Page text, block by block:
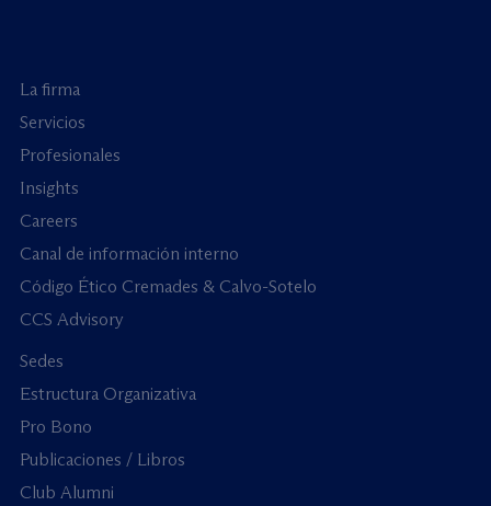
La firma
Servicios
Profesionales
Insights
Careers
Canal de información interno
Código Ético Cremades & Calvo-Sotelo
CCS Advisory
Sedes
Estructura Organizativa
Pro Bono
Publicaciones / Libros
Club Alumni